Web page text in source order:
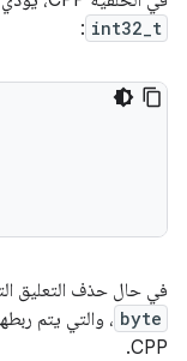
int32_t
:
في حال حذف التعليق
byte ، والتي يتم
CPP.